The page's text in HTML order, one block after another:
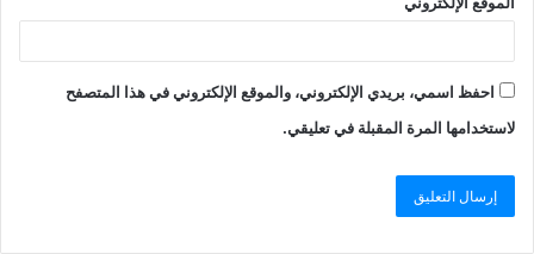
احفظ اسمي، بريدي الإلكتروني، والموقع الإلكتروني في هذا المتصفح
لاستخدامها المرة المقبلة في تعليقي.